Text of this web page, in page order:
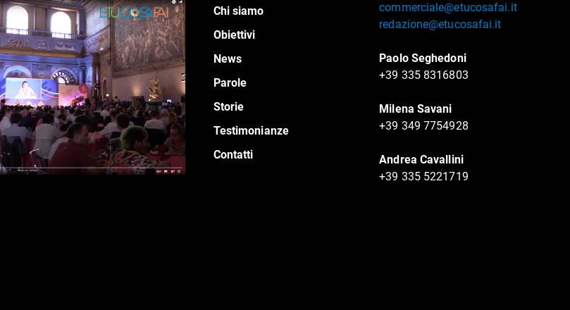
Chi siamo
Obiettivi
News
Parole
Storie
Testimonianze
Contatti
commerciale@etucosafai.it
redazione@etucosafai.it
Paolo Seghedoni
+39 335 8316803
Milena Savani
+39 349 7754928
Andrea Cavallini
+39 335 5221719